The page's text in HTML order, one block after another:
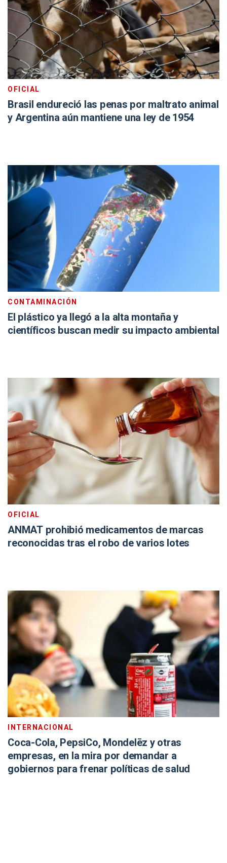
OFICIAL
Brasil endureció las penas por maltrato animal
y Argentina aún mantiene una ley de 1954
CONTAMINACIÓN
El plástico ya llegó a la alta montaña y
científicos buscan medir su impacto ambiental
OFICIAL
ANMAT prohibió medicamentos de marcas
reconocidas tras el robo de varios lotes
INTERNACIONAL
Coca-Cola, PepsiCo, Mondelēz y otras
empresas, en la mira por demandar a
gobiernos para frenar políticas de salud